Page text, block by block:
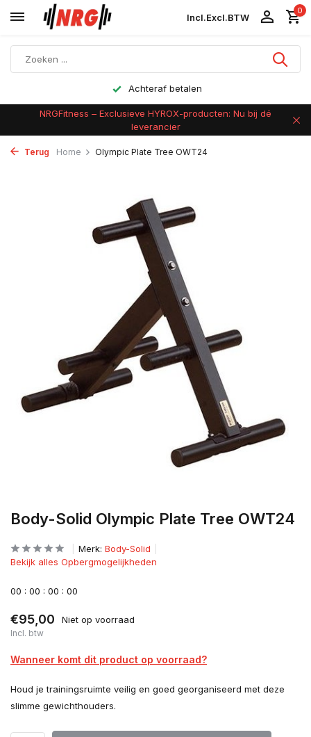
Incl.Excl.BTW
0
Achteraf betalen
NRGFitness – Exclusieve HYROX-producten: Nu bij dé
leverancier
Terug Home Olympic Plate Tree OWT24
Body-Solid Olympic Plate Tree OWT24
Merk: Body-Solid
Bekijk alles Opbergmogelijkheden
00 : 00 : 00 : 00
€95,00 Niet op voorraad
Incl. btw
Wanneer komt dit product op voorraad?
Houd je trainingsruimte veilig en goed georganiseerd met deze
slimme gewichthouders.